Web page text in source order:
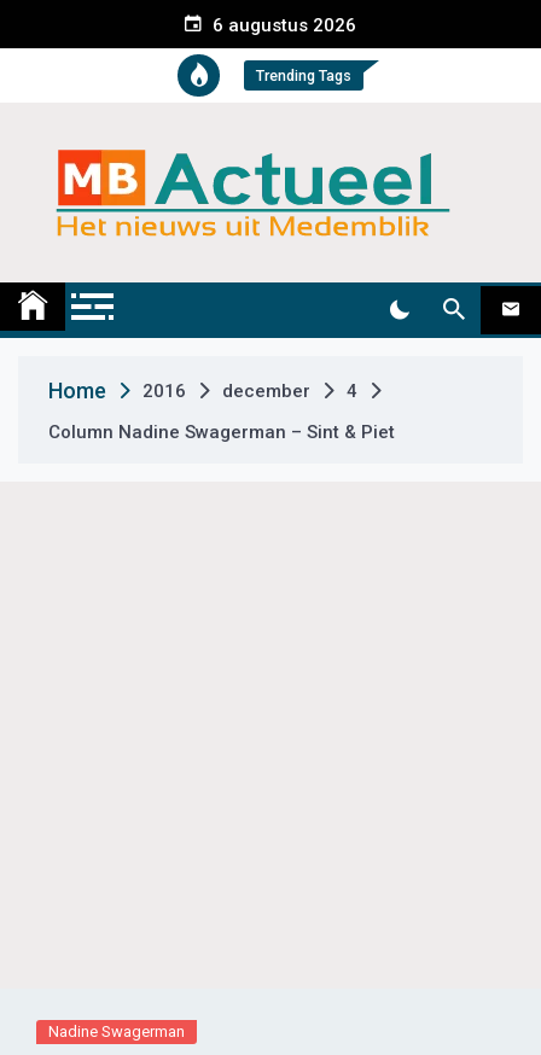
e
t
6 augustus 2026
Trending Tags
Medemblik Actueel
Home 2016 december
4
Column Nadine Swagerman – Sint & Piet
Nadine Swagerman